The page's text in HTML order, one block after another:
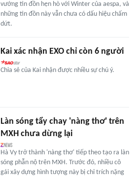
vướng tin đồn hẹn hò với Winter của aespa, và
những tin đồn này vẫn chưa có dấu hiệu chấm
dứt.
Kai xác nhận EXO chỉ còn 6 người
Chia sẻ của Kai nhận được nhiều sự chú ý.
Làn sóng tẩy chay 'nàng thơ' trên
MXH chưa dừng lại
Hà Vy trở thành 'nàng thơ' tiếp theo tạo ra làn
sóng phẫn nộ trên MXH. Trước đó, nhiều cô
gái xây dựng hình tượng này bị chỉ trích nặng